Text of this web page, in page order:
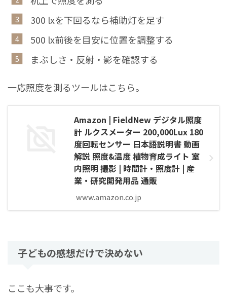
300 lxを下回るなら補助灯を足す
500 lx前後を目安に位置を調整する
まぶしさ・反射・影を確認する
一応照度を測るツールはこちら。
Amazon | FieldNew デジタル照度
計 ルクスメーター 200,000Lux 180
度回転センサー 日本語説明書 動画
解説 照度&温度 植物育成ライト 室
内照明 撮影 | 時間計・照度計 | 産
業・研究開発用品 通販
www.amazon.co.jp
子どもの感想だけで決めない
ここも大事です。